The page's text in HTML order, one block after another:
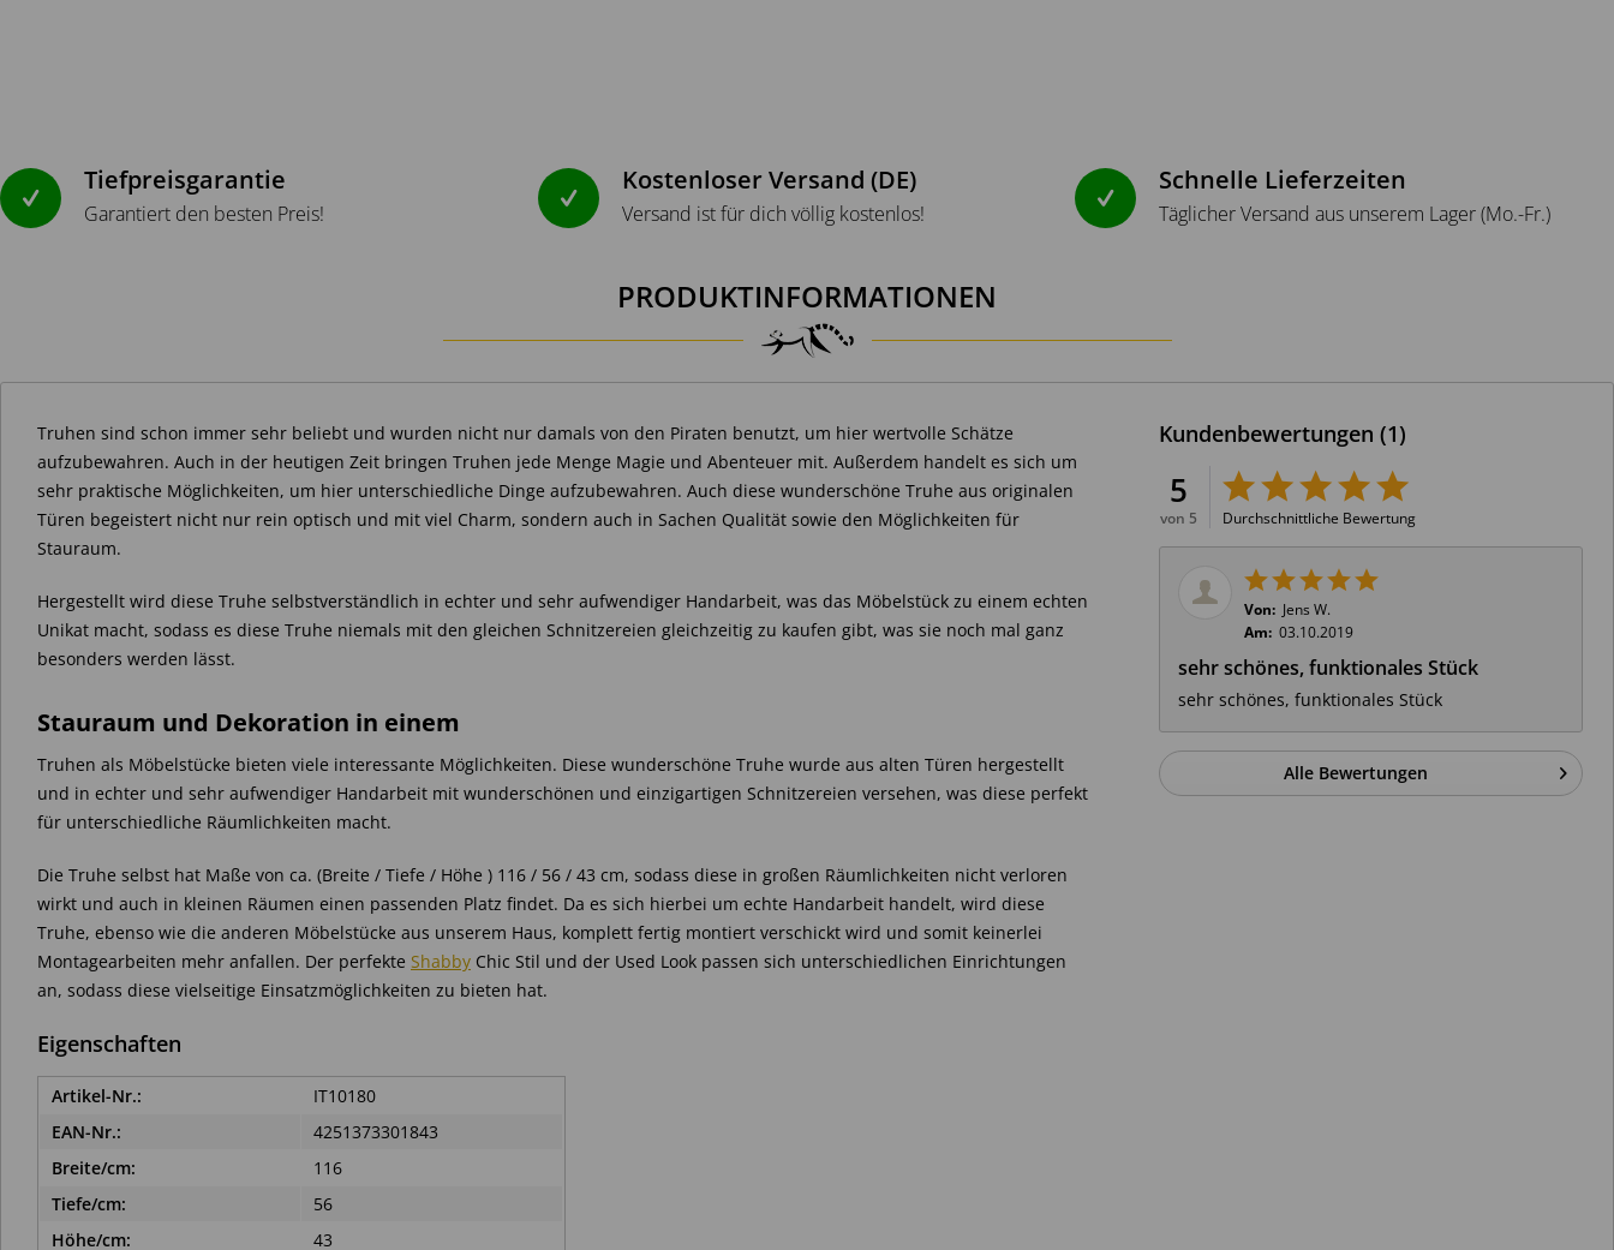
Tiefpreisgarantie
Garantiert den besten Preis!
Kostenloser Versand (DE)
Versand ist für dich völlig kostenlos!
Schnelle Lieferzeiten
Täglicher Versand aus unserem Lager (Mo.-Fr.)
PRODUKTINFORMATIONEN
Truhen sind schon immer sehr beliebt und wurden nicht nur damals von den Piraten benutzt, um hier wertvolle Schätze
aufzubewahren. Auch in der heutigen Zeit bringen Truhen jede Menge Magie und Abenteuer mit. Außerdem handelt es sich um
sehr praktische Möglichkeiten, um hier unterschiedliche Dinge aufzubewahren. Auch diese wunderschöne Truhe aus originalen
Türen begeistert nicht nur rein optisch und mit viel Charm, sondern auch in Sachen Qualität sowie den Möglichkeiten für
Stauraum.
Hergestellt wird diese Truhe selbstverständlich in echter und sehr aufwendiger Handarbeit, was das Möbelstück zu einem echten
Unikat macht, sodass es diese Truhe niemals mit den gleichen Schnitzereien gleichzeitig zu kaufen gibt, was sie noch mal ganz
besonders werden lässt.
Stauraum und Dekoration in einem
Truhen als Möbelstücke bieten viele interessante Möglichkeiten. Diese wunderschöne Truhe wurde aus alten Türen hergestellt
und in echter und sehr aufwendiger Handarbeit mit wunderschönen und einzigartigen Schnitzereien versehen, was diese perfekt
für unterschiedliche Räumlichkeiten macht.
Die Truhe selbst hat Maße von ca. (Breite / Tiefe / Höhe ) 116 / 56 / 43 cm, sodass diese in großen Räumlichkeiten nicht verloren
wirkt und auch in kleinen Räumen einen passenden Platz findet. Da es sich hierbei um echte Handarbeit handelt, wird diese
Truhe, ebenso wie die anderen Möbelstücke aus unserem Haus, komplett fertig montiert verschickt wird und somit keinerlei
Montagearbeiten mehr anfallen. Der perfekte Shabby Chic Stil und der Used Look passen sich unterschiedlichen Einrichtungen
an, sodass diese vielseitige Einsatzmöglichkeiten zu bieten hat.
Eigenschaften
Artikel-Nr.:
IT10180
EAN-Nr.:
4251373301843
Breite/cm:
116
Tiefe/cm:
56
Höhe/cm:
43
Kundenbewertungen(1)
5
von 5 Durchschnittliche Bewertung
Von: Jens W.
Am: 03.10.2019
sehr schönes, funktionales Stück
sehr schönes, funktionales Stück
Alle Bewertungen